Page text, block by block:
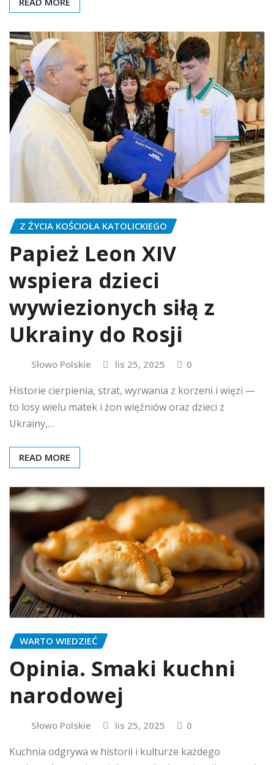
Z ŻYCIA KOŚCIOŁA KATOLICKIEGO
Papież Leon XIV
wspiera dzieci
wywiezionych siłą z
Ukrainy do Rosji
Słowo Polskie lis 25, 2025 0
Historie cierpienia, strat, wyrwania z korzeni i więzi —
to losy wielu matek i żon więźniów oraz dzieci z
Ukrainy,…
READ MORE
WARTO WIEDZIEĆ
Opinia. Smaki kuchni
narodowej
Słowo Polskie lis 25, 2025 0
Kuchnia odgrywa w historii i kulturze każdego